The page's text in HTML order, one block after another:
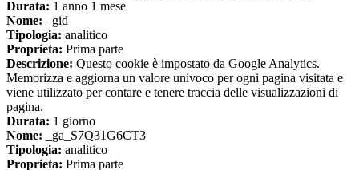
Durata: 1 anno 1 mese
Nome: _gid
Tipologia: analitico
Proprieta: Prima parte
Descrizione: Questo cookie è impostato da Google Analytics.
Memorizza e aggiorna un valore univoco per ogni pagina visitata e
viene utilizzato per contare e tenere traccia delle visualizzazioni di
pagina.
Durata: 1 giorno
Nome: _ga_S7Q31G6CT3
Tipologia: analitico
Proprieta: Prima parte